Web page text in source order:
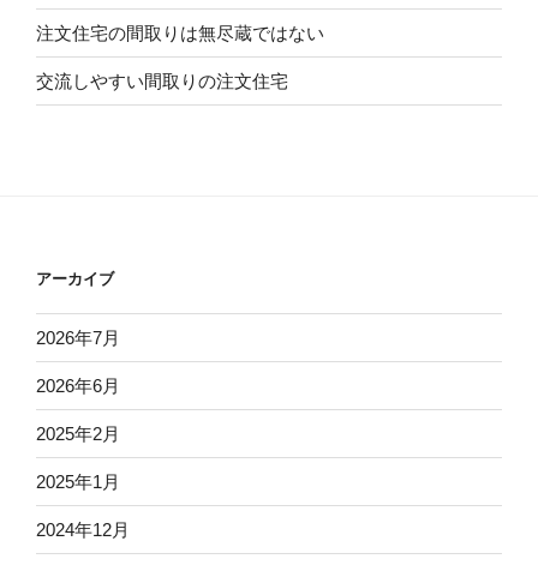
注文住宅の間取りは無尽蔵ではない
交流しやすい間取りの注文住宅
アーカイブ
2026年7月
2026年6月
2025年2月
2025年1月
2024年12月